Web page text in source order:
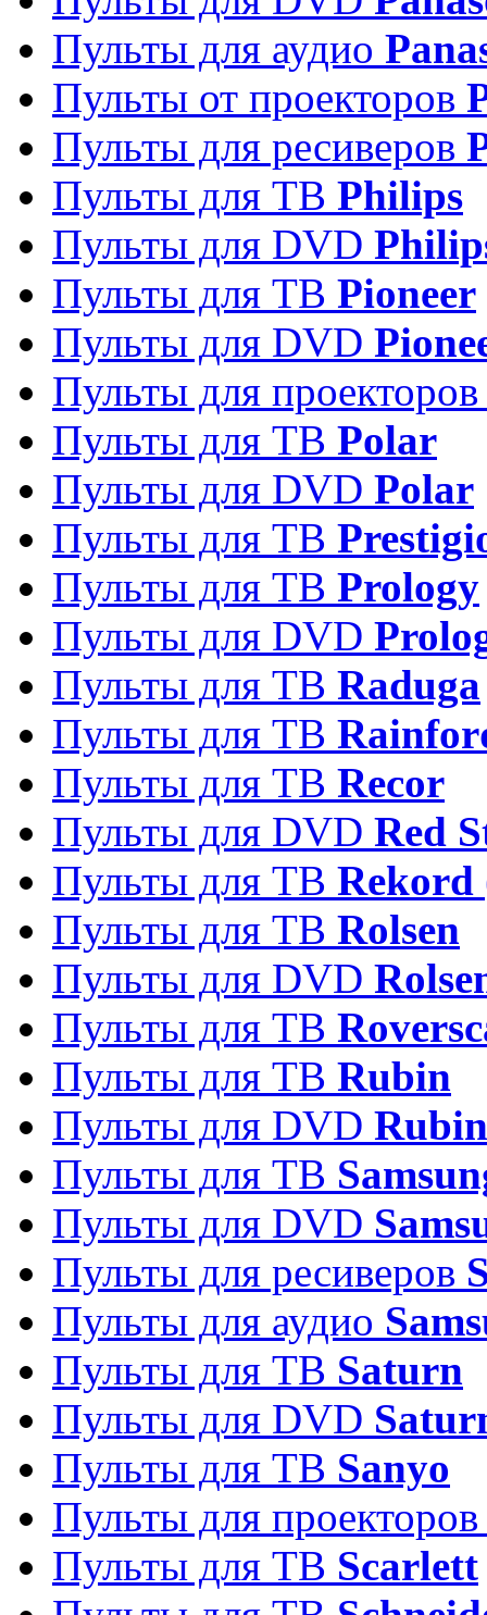
Пульты для аудио
Пульты от проекторов
Пульты для ресиверов
Пульты для ТВ Philips
Пульты для DVD
Пульты для ТВ Pioneer
Пульты для DVD
Пульты для
Пульты для ТВ Polar
Пульты для DVD Polar
Пульты для ТВ
Пульты для ТВ Prology
Пульты для DVD
Пульты для ТВ Raduga
Пульты для ТВ
Пульты для ТВ Recor
Пульты для DVD Red
Пульты для ТВ Rekord
Пульты для ТВ Rolsen
Пульты для DVD
Пульты для ТВ
Пульты для ТВ Rubin
Пульты для DVD Rubin
Пульты для ТВ
Пульты для DVD
Пульты для ресиверов
Пульты для аудио
Пульты для ТВ Saturn
Пульты для DVD
Пульты для ТВ Sanyo
Пульты для
Пульты для ТВ Scarlett